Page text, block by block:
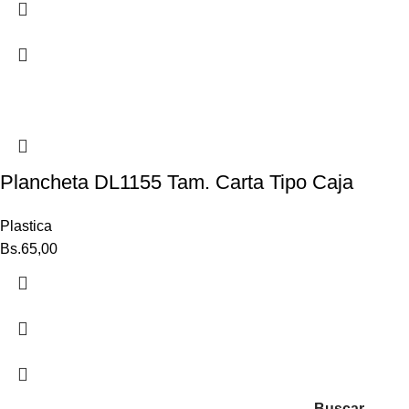
Plancheta DL1155 Tam. Carta Tipo Caja
Plastica
Bs.65,00